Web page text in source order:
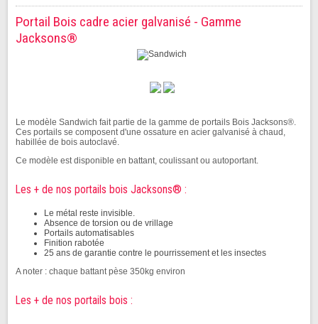
Portail Bois cadre acier galvanisé - Gamme
Jacksons®
Le modèle Sandwich fait partie de la gamme de portails Bois Jacksons®.
Ces portails se composent d'une ossature en acier galvanisé à chaud,
habillée de bois autoclavé.
Ce modèle est disponible en battant, coulissant ou autoportant.
Les + de nos portails bois Jacksons® :
Le métal reste invisible.
Absence de torsion ou de vrillage
Portails automatisables
Finition rabotée
25 ans de garantie contre le pourrissement et les insectes
A noter : chaque battant pèse 350kg environ
Les + de nos portails bois :